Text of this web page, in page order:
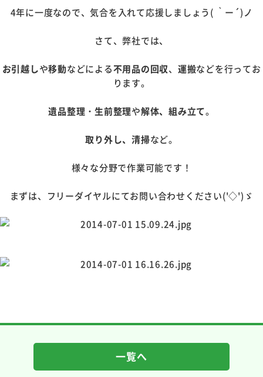
4年に一度なので、気合を入れて応援しましょう( ｀ー´)ノ
さて、弊社では、
お引越しや移動などによる不用品の回収、 運搬などを行ってお
ります。
遺品整理・生前整理や解体、組み立て。
取り外し、清掃など。
様々な分野で作業可能です！
まずは、フリーダイヤルにてお問い合わせください('◇')ゞ
一覧へ